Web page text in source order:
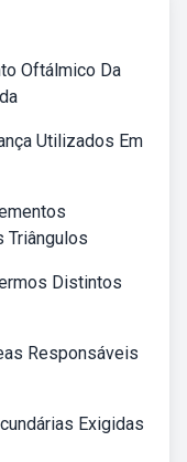
Oftálmico Da
Utilizados Em
Triângulos
Distintos
Responsáveis
Exigidas